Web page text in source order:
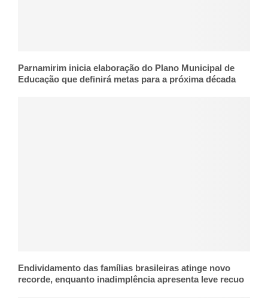
Parnamirim inicia elaboração do Plano Municipal de
Educação que definirá metas para a próxima década
Endividamento das famílias brasileiras atinge novo
recorde, enquanto inadimplência apresenta leve recuo